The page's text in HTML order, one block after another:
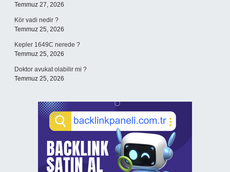
Temmuz 27, 2026
Kör vadi nedir ?
Temmuz 25, 2026
Kepler 1649C nerede ?
Temmuz 25, 2026
Doktor avukat olabilir mi ?
Temmuz 25, 2026